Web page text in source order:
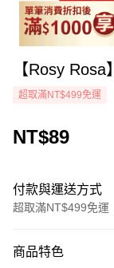
【Rosy
超取滿NT$499免運
NT$89
付款與運送方式
超取滿NT$499免運
icash Pay
商品特色